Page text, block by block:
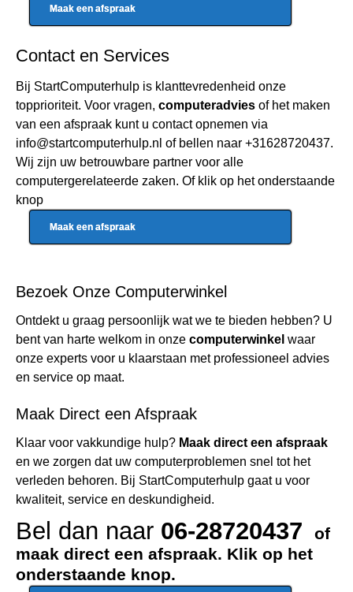
Maak een afspraak
Contact en Services
Bij StartComputerhulp is klanttevredenheid onze
topprioriteit. Voor vragen, computeradvies of het maken
van een afspraak kunt u contact opnemen via
info@startcomputerhulp.nl of bellen naar +31628720437.
Wij zijn uw betrouwbare partner voor alle
computergerelateerde zaken. Of klik op het onderstaande
knop
Maak een afspraak
Bezoek Onze Computerwinkel
Ontdekt u graag persoonlijk wat we te bieden hebben? U
bent van harte welkom in onze computerwinkel waar
onze experts voor u klaarstaan met professioneel advies
en service op maat.
Maak Direct een Afspraak
Klaar voor vakkundige hulp? Maak direct een afspraak
en we zorgen dat uw computerproblemen snel tot het
verleden behoren. Bij StartComputerhulp gaat u voor
kwaliteit, service en deskundigheid.
Bel dan naar 06-28720437
of
maak direct een afspraak. Klik op het
onderstaande knop.